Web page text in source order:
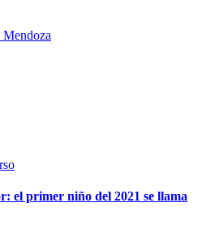
el primer niño del 2021 se llama